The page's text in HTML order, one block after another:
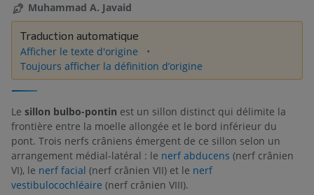
Muhammad A. Javaid
Traduction automatique
Afficher le texte d'origine
Toujours afficher la définition d’origine
Le sillon bulbo-pontin est un sillon distinct qui délimite la
frontière entre la moelle allongée et le bord inférieur du
pont. Trois nerfs crâniens émergent de ce sillon selon un
arrangement médial-latéral : le nerf abducens (nerf crânien
VI), le nerf facial (nerf crânien VII) et le nerf
vestibulocochléaire (nerf crânien VIII).